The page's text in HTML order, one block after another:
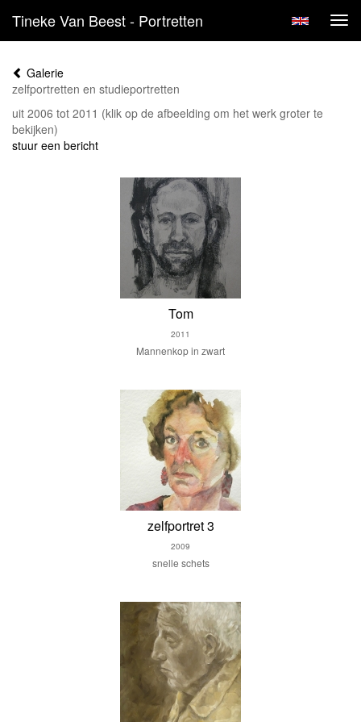
Tineke Van Beest - Portretten
Galerie
zelfportretten en studieportretten
uit 2006 tot 2011 (klik op de afbeelding om het werk groter te
bekijken)
stuur een bericht
Tom
2011
Mannenkop in zwart
zelfportret 3
2009
snelle schets